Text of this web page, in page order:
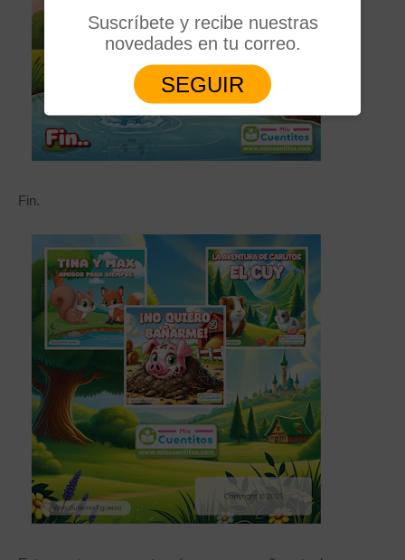
Fin.
Suscríbete y recibe nuestras
novedades en tu correo.
SEGUIR